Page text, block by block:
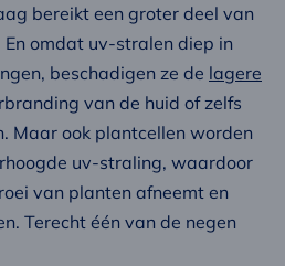
bereikt een groter deel van
omdat uv-stralen diep in
beschadigen ze de lagere
van de huid of zelfs
Maar ook plantcellen worden
uv-straling, waardoor
van planten afneemt en
Terecht één van de negen